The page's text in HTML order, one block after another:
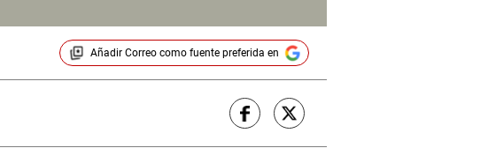
Añadir Correocomo fuente preferida en